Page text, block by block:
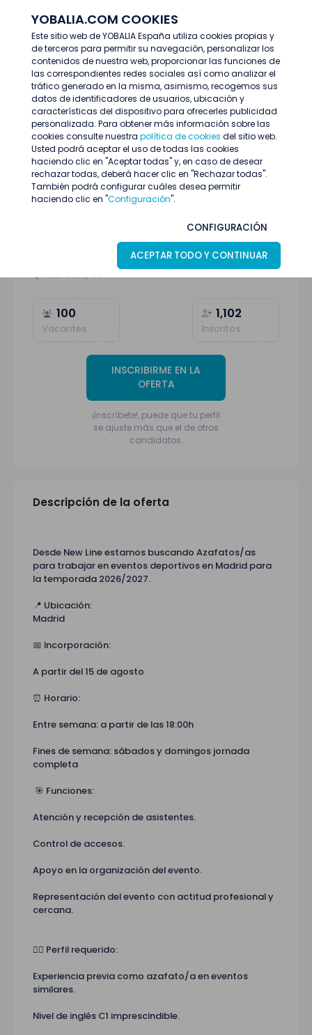
YOBALIA.COM COOKIES
Este sitio web de YOBALIA España utiliza cookies propias y
de terceros para permitir su navegación, personalizar los
contenidos de nuestra web, proporcionar las funciones de
las correspondientes redes sociales así como analizar el
tráfico generado en la misma, asimismo, recogemos sus
datos de identificadores de usuarios, ubicación y
características del dispositivo para ofrecerles publicidad
personalizada. Para obtener más información sobre las
cookies consulte nuestra política de cookies del sitio web.
Usted podrá aceptar el uso de todas las cookies
haciendo clic en "Aceptar todas" y, en caso de desear
rechazar todas, deberá hacer clic en "Rechazar todas".
También podrá configurar cuáles desea permitir
haciendo clic en "Configuración".
CONFIGURACIÓN
ACEPTAR TODO Y CONTINUAR
Últimas ofertas
AZAFATOS/AS EVENTOS DEPORTIVOS TEMP 26/27 MADRID
AZAFATOS/AS EVENTOS DEPORTIVOS
TEMP 26/27 MADRID
Junio
Republicada
Azafatas/os
100
Vacantes
1,102
Inscritos
INSCRIBIRME EN LA
OFERTA
¡Inscríbete!, puede que tu perfil
se ajuste más que el de otros
candidatos.
Descripción de la oferta
Desde New Line estamos buscando Azafatos/as
para trabajar en eventos deportivos en Madrid para
la temporada 2026/2027.
📍 Ubicación:
Madrid
📅 Incorporación:
A partir del 15 de agosto
⏰ Horario:
Entre semana: a partir de las 18:00h
Fines de semana: sábados y domingos jornada
completa
🎯 Funciones:
Atención y recepción de asistentes.
Control de accesos.
Apoyo en la organización del evento.
Representación del evento con actitud profesional y
cercana.
🙋‍♀️ Perfil requerido:
Experiencia previa como azafato/a en eventos
similares.
Nivel de inglés C1 imprescindible.